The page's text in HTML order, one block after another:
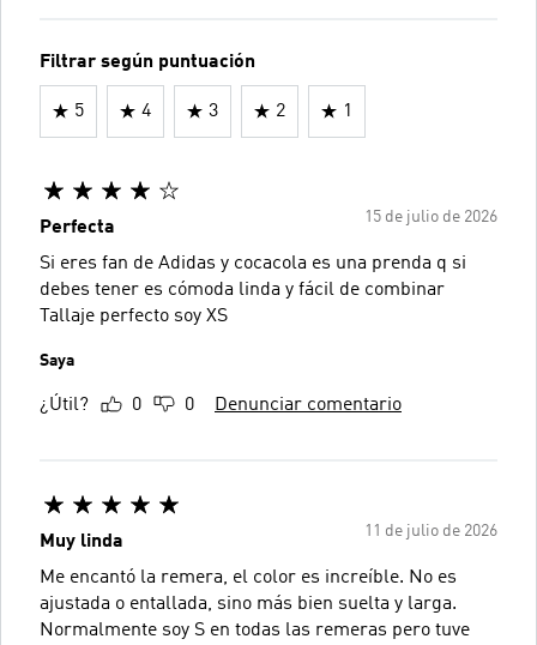
Filtrar según puntuación
5 4 3 2 1
15 de julio de 2026
Perfecta
Si eres fan de Adidas y cocacola es una prenda q si
debes tener es cómoda linda y fácil de combinar
Tallaje perfecto soy XS
Saya
¿Útil? 0 0 Denunciar comentario
11 de julio de 2026
Muy linda
Me encantó la remera, el color es increíble. No es
ajustada o entallada, sino más bien suelta y larga.
Normalmente soy S en todas las remeras pero tuve